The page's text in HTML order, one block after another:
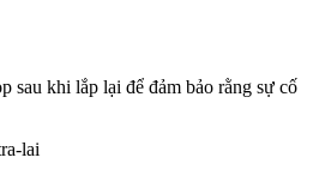
sau khi lắp lại để đảm bảo rằng sự cố